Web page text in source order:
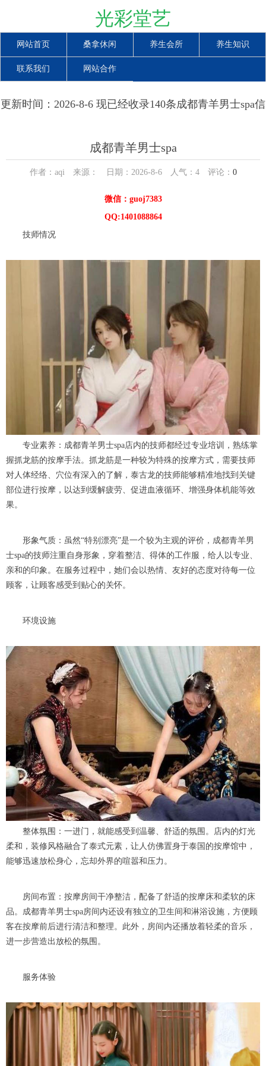
光彩堂艺
网站首页 桑拿休闲 养生会所 养生知识
联系我们 网站合作
更新时间：2026-8-6 现已经收录140条成都青羊男士spa信
成都青羊男士spa
作者：aqi 来源： 日期：2026-8-6 人气： 4评论： 0
微信：guoj7383
QQ:1401088864
技师情况
专业素养：成都青羊男士spa店内的技师都经过专业培训，熟练掌
握抓龙筋的按摩手法。抓龙筋是一种较为特殊的按摩方式，需要技师
对人体经络、穴位有深入的了解，泰古龙的技师能够精准地找到关键
部位进行按摩，以达到缓解疲劳、促进血液循环、增强身体机能等效
果。
形象气质：虽然“特别漂亮”是一个较为主观的评价，成都青羊男
士spa的技师注重自身形象，穿着整洁、得体的工作服，给人以专业、
亲和的印象。在服务过程中，她们会以热情、友好的态度对待每一位
顾客，让顾客感受到贴心的关怀。
环境设施
整体氛围：一进门，就能感受到温馨、舒适的氛围。店内的灯光
柔和，装修风格融合了泰式元素，让人仿佛置身于泰国的按摩馆中，
能够迅速放松身心，忘却外界的喧嚣和压力。
房间布置：按摩房间干净整洁，配备了舒适的按摩床和柔软的床
品。成都青羊男士spa房间内还设有独立的卫生间和淋浴设施，方便顾
客在按摩前后进行清洁和整理。此外，房间内还播放着轻柔的音乐，
进一步营造出放松的氛围。
服务体验